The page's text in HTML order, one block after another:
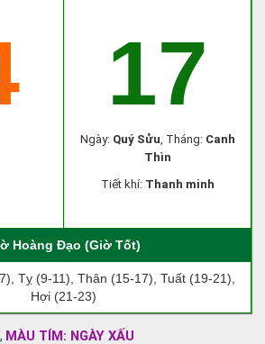
17
Ngày: Quý Sửu, Tháng: Canh
Thìn
Tiết khí: Thanh minh
Hoàng Đạo (Giờ Tốt)
Tỵ (9-11), Thân (15-17), Tuất (19-21),
Hợi (21-23)
, MÀU TÍM: NGÀY XẤU